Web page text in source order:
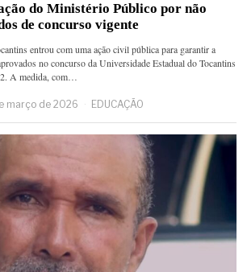
do Ministério Público por não
de concurso vigente
entrou com uma ação civil pública para garantir a
no concurso da Universidade Estadual do Tocantins
A medida, com…
março de 2026 EDUCAÇÃO